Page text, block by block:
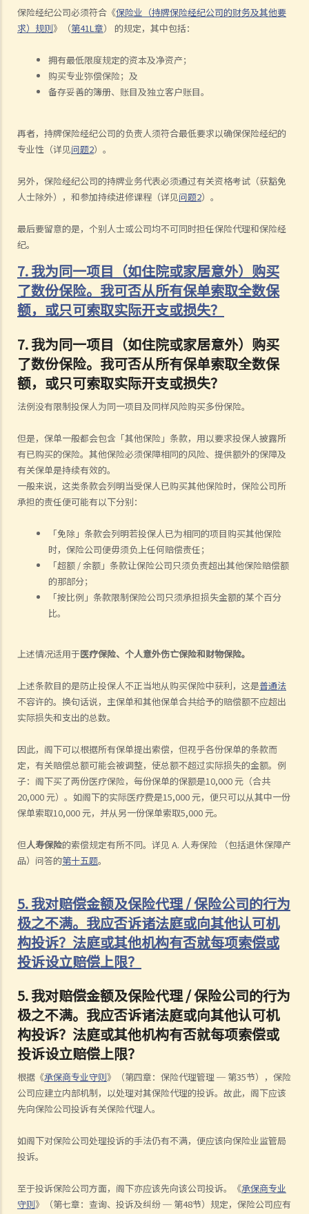
保险经纪公司必须符合《保险业（持牌保险经纪公司的财务及其他要
求）规则》（第41L章） 的规定，其中包括：
拥有最低限度规定的资本及净资产；
购买专业弥偿保险；及
备存妥善的簿册、账目及独立客户账目。
再者，持牌保险经纪公司的负责人须符合最低要求以确保保险经纪的
专业性（详见问题2）。
另外，保险经纪公司的持牌业务代表必须通过有关资格考试（获豁免
人士除外），和参加持续进修课程（详见问题2）。
最后要留意的是，个别人士或公司均不可同时担任保险代理和保险经
纪。
7. 我为同一项目（如住院或家居意外）购买
了数份保险。我可否从所有保单索取全数保
额，或只可索取实际开支或损失？
7.我为同一项目（如住院或家居意外）购买
了数份保险。我可否从所有保单索取全数保
额，或只可索取实际开支或损失？
法例没有限制投保人为同一项目及同样风险购买多份保险。
但是，保单一般都会包含「其他保险」条款，用以要求投保人披露所
有已购买的保险。其他保险必须保障相同的风险、提供额外的保障及
有关保单是持续有效的。
一般来说，这类条款会列明当受保人已购买其他保险时，保险公司所
承担的责任便可能有以下分别：
「免除」条款会列明若投保人已为相同的项目购买其他保险
时，保险公司便毋须负上任何赔偿责任；
「超额 / 余额」条款让保险公司只须负责超出其他保险赔偿额
的那部分；
「按比例」条款限制保险公司只须承担损失金额的某个百分
比。
上述情况适用于医疗保险、个人意外伤亡保险和财物保险。
上述条款目的是防止投保人不正当地从购买保险中获利，这是普通法
不容许的。换句话说，主保单和其他保单合共给予的赔偿额不应超出
实际损失和支出的总数。
因此，阁下可以根据所有保单提出索偿，但视乎各份保单的条款而
定，有关赔偿总额可能会被调整，使总额不超过实际损失的金额。例
子：阁下买了两份医疗保险，每份保单的保额是10,000 元（合共
20,000 元）。如阁下的实际医疗费是15,000 元，便只可以从其中一份
保单索取10,000 元，并从另一份保单索取5,000 元。
但人寿保险的索偿规定有所不同。详见 A. 人寿保险 （包括退休保障产
品）问答的第十五题。
5. 我对赔偿金额及保险代理 / 保险公司的行为
极之不满。我应否诉诸法庭或向其他认可机
构投诉？法庭或其他机构有否就每项索偿或
投诉设立赔偿上限？
5.我对赔偿金额及保险代理/保险公司的行为
极之不满。我应否诉诸法庭或向其他认可机
构投诉？法庭或其他机构有否就每项索偿或
投诉设立赔偿上限？
根据《承保商专业守则》（第四章：保险代理管理─ 第35节），保险
公司应建立内部机制，以处理对其保险代理的投诉。故此，阁下应该
先向保险公司投诉有关保险代理人。
如阁下对保险公司处理投诉的手法仍有不满，便应该向保险业监管局
投诉。
至于投诉保险公司方面，阁下亦应该先向该公司投诉。《承保商专业
守则》（第七章：查询、投诉及纠纷─ 第48节）规定，保险公司应有